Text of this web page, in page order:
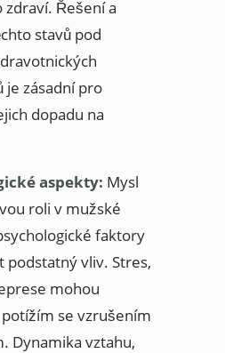
zdraví. Řešení a
stavů pod
je zásadní pro
dopadu na
aspekty: Mysl
roli v mužské
faktory
podstatný vliv. Stres,
mohou
se vzrušením
Dynamika vztahu,